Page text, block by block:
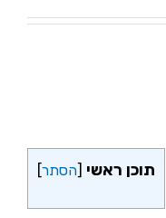
תוכן ראשי הסתר